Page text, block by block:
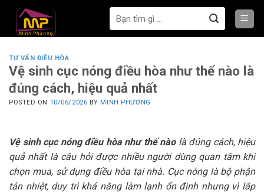
nội
kiếm:
TƯ VẤN ĐIỀU HÒA
Vệ sinh cục nóng điều hòa như thế nào là
đúng cách, hiệu quả nhất
POSTED ON 10/06/2026 BY MINH PHƯƠNG
Vệ sinh cục nóng điều hòa như thế nàolà đúng cách, hiệu
quả nhất là câu hỏi được nhiều người dùng quan tâm khi
chọn mua, sử dụng điều hòa tại nhà. Cục nóng là bộ phận
tản nhiệt, duy trì khả năng làm lạnh ổn định nhưng vì lắp